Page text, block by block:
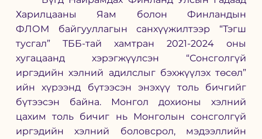
Харилцааны Яам болон Финландын
ФЛОМ
байгууллагын санхүүжилтээр “Тэгш
тусгал” ТББ-тай хамтран 2021-2024 оны
хугацаанд хэрэгжүүлсэн “Сонсголгүй
иргэдийн хэлний адилслыг бэхжүүлэх төсөл”
ийн хүрээнд бүтээсэн энэхүү толь бичгийг
бүтээсэн байна. Монгол дохионы хэлний
цахим толь бичиг нь Монголын сонсголгүй
иргэдийн хэлний боловсрол, мэдээллийн